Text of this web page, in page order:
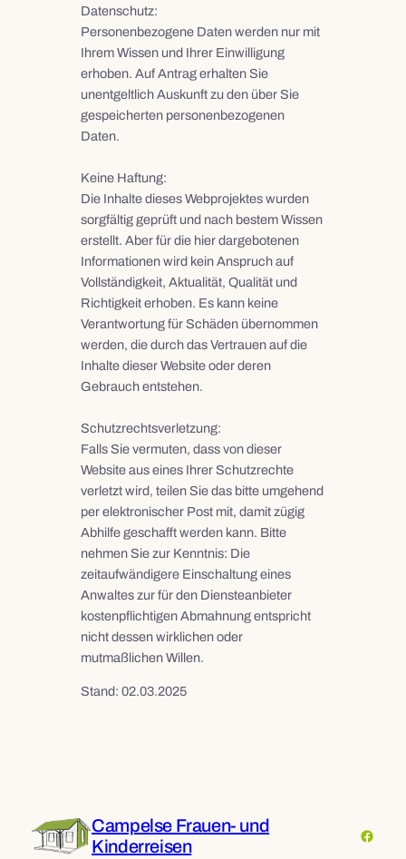
Datenschutz:
Personenbezogene Daten werden nur mit
Ihrem Wissen und Ihrer Einwilligung
erhoben. Auf Antrag erhalten Sie
unentgeltlich Auskunft zu den über Sie
gespeicherten personenbezogenen
Daten.
Keine Haftung:
Die Inhalte dieses Webprojektes wurden
sorgfältig geprüft und nach bestem Wissen
erstellt. Aber für die hier dargebotenen
Informationen wird kein Anspruch auf
Vollständigkeit, Aktualität, Qualität und
Richtigkeit erhoben. Es kann keine
Verantwortung für Schäden übernommen
werden, die durch das Vertrauen auf die
Inhalte dieser Website oder deren
Gebrauch entstehen.
Schutzrechtsverletzung:
Falls Sie vermuten, dass von dieser
Website aus eines Ihrer Schutzrechte
verletzt wird, teilen Sie das bitte umgehend
per elektronischer Post mit, damit zügig
Abhilfe geschafft werden kann. Bitte
nehmen Sie zur Kenntnis: Die
zeitaufwändigere Einschaltung eines
Anwaltes zur für den Diensteanbieter
kostenpflichtigen Abmahnung entspricht
nicht dessen wirklichen oder
mutmaßlichen Willen.
Stand: 02.03.2025
Campelse Frauen- und
Kinderreisen